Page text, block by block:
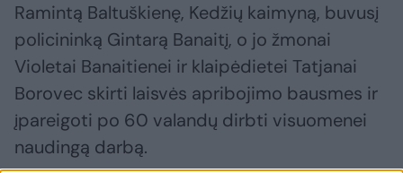
Ramintą Baltuškienę, Kedžių kaimyną, buvusį
policininką Gintarą Banaitį, o jo žmonai
Violetai Banaitienei ir klaipėdietei Tatjanai
Borovec skirti laisvės apribojimo bausmes ir
įpareigoti po 60 valandų dirbti visuomenei
naudingą darbą.